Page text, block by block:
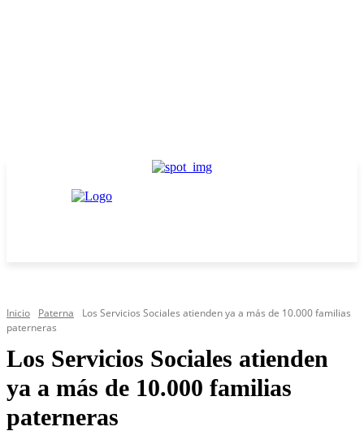
Inicio Paterna
Los Servicios Sociales atienden ya a más de 10.000 familias
paterneras
Los Servicios Sociales atienden
ya a más de 10.000 familias
paterneras